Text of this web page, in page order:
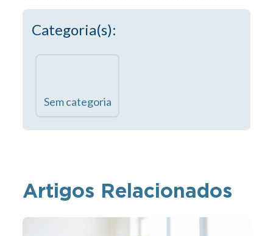
Categoria(s):
Sem categoria
Artigos Relacionados